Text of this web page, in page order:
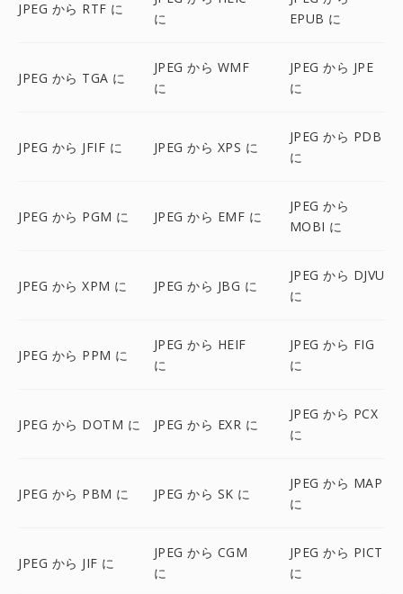
JPEG から RTF に
に
EPUB に
JPEG から TGA に
JPEG から WMF
に
JPEG から JPE
に
JPEG から JFIF に JPEG から XPS に
JPEG から PDB
に
JPEG から PGM に JPEG から EMF に
JPEG から
MOBI に
JPEG から XPM に JPEG から JBG に
JPEG から DJVU
に
JPEG から PPM に
JPEG から HEIF
に
JPEG から FIG
に
JPEG から DOTM に JPEG から EXR に
JPEG から PCX
に
JPEG から PBM に JPEG から SK に
JPEG から MAP
に
JPEG から JIF に
JPEG から CGM
に
JPEG から PICT
に